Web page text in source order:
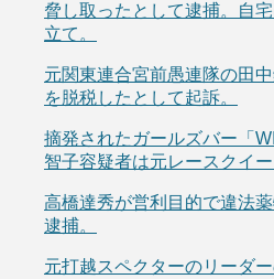
脅し取ったとして逮捕。自
立て。
元関東連合宮前愚連隊の田
を脱税したとして起訴。
摘発されたガールズバー「
智子容疑者は元レースクイー
高橋達秀が営利目的で違法
逮捕。
元打越スペクターのリーダ